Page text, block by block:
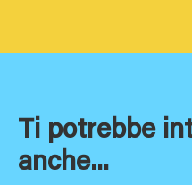
Ti potrebbe
anche...